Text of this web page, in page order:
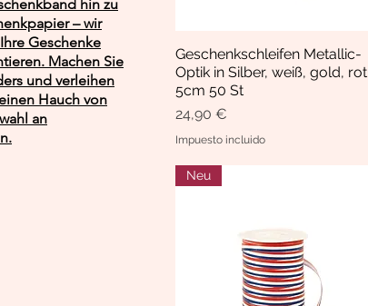
hin zu
– wir
Geschenke
Machen Sie
und verleihen
Hauch von
an
Vista rápida
Geschenkschleifen Metallic-
Optik in Silber, weiß, gold, rot
5cm 50 St
Precio
24,90 €
Impuesto incluido
Neu